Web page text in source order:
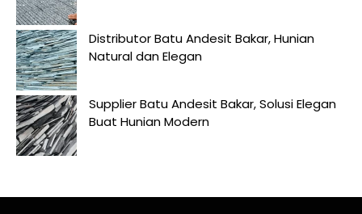
Distributor Batu Andesit Bakar, Hunian
Natural dan Elegan
Supplier Batu Andesit Bakar, Solusi Elegan
Buat Hunian Modern